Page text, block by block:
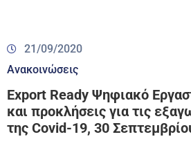
21/09/2020
Ανακοινώσεις
Export Ready Ψηφιακό
και προκλήσεις για τις
της Covid-19, 30